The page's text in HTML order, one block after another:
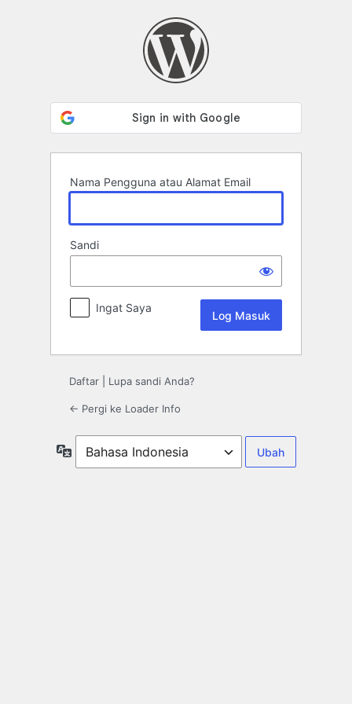
Nama Pengguna atau Alamat Email
Sandi
Ingat Saya
Daftar Lupa sandi Anda?
← Pergi ke Loader Info
Bahasa